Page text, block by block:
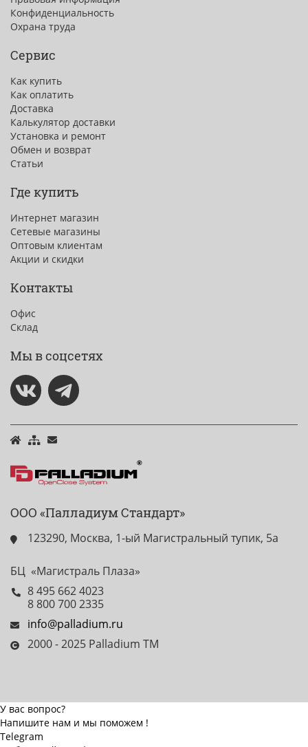
Конфиденциальность
Охрана труда
Сервис
Как купить
Как оплатить
Доставка
Калькулятор доставки
Установка и ремонт
Обмен и возврат
Статьи
Где купить
Интернет магазин
Сетевые магазины
Оптовым клиентам
Акции и скидки
Контакты
Офис
Склад
Мы в соцсетях
ООО «Палладиум Стандарт»
123290, Москва, 1-ый Магистральный тупик, 5а
БЦ «Магистраль Плаза»
8 495 662 4023
8 800 700 2335
info@palladium.ru
2000 - 2025 Palladium TM
У вас вопрос?
Напишите нам и мы поможем !
Telegram